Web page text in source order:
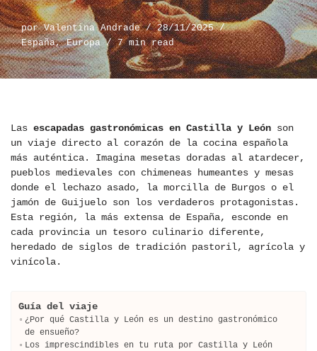
porValentina Andrade
28/11/2025
España,Europa 7 min read
Las escapadas gastronómicas en Castilla y León son
un viaje directo al corazón de la cocina española
más auténtica. Imagina mesetas doradas al atardecer,
pueblos medievales con chimeneas humeantes y mesas
donde el lechazo asado, la morcilla de Burgos o el
jamón de Guijuelo son los verdaderos protagonistas.
Esta región, la más extensa de España, esconde en
cada provincia un tesoro culinario diferente,
heredado de siglos de tradición pastoril, agrícola y
vinícola.
Guía del viaje
¿Por qué Castilla y León es un destino gastronómico
de ensueño?
Los imprescindibles en tu ruta por Castilla y León